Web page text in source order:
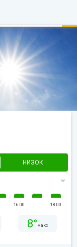
НИЗОК
16:00 18:00
8° макс